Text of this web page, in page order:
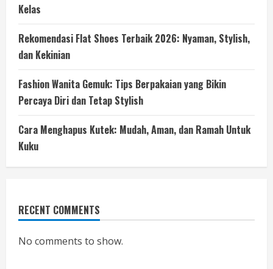
Kelas
Rekomendasi Flat Shoes Terbaik 2026: Nyaman, Stylish,
dan Kekinian
Fashion Wanita Gemuk: Tips Berpakaian yang Bikin
Percaya Diri dan Tetap Stylish
Cara Menghapus Kutek: Mudah, Aman, dan Ramah Untuk
Kuku
RECENT COMMENTS
No comments to show.